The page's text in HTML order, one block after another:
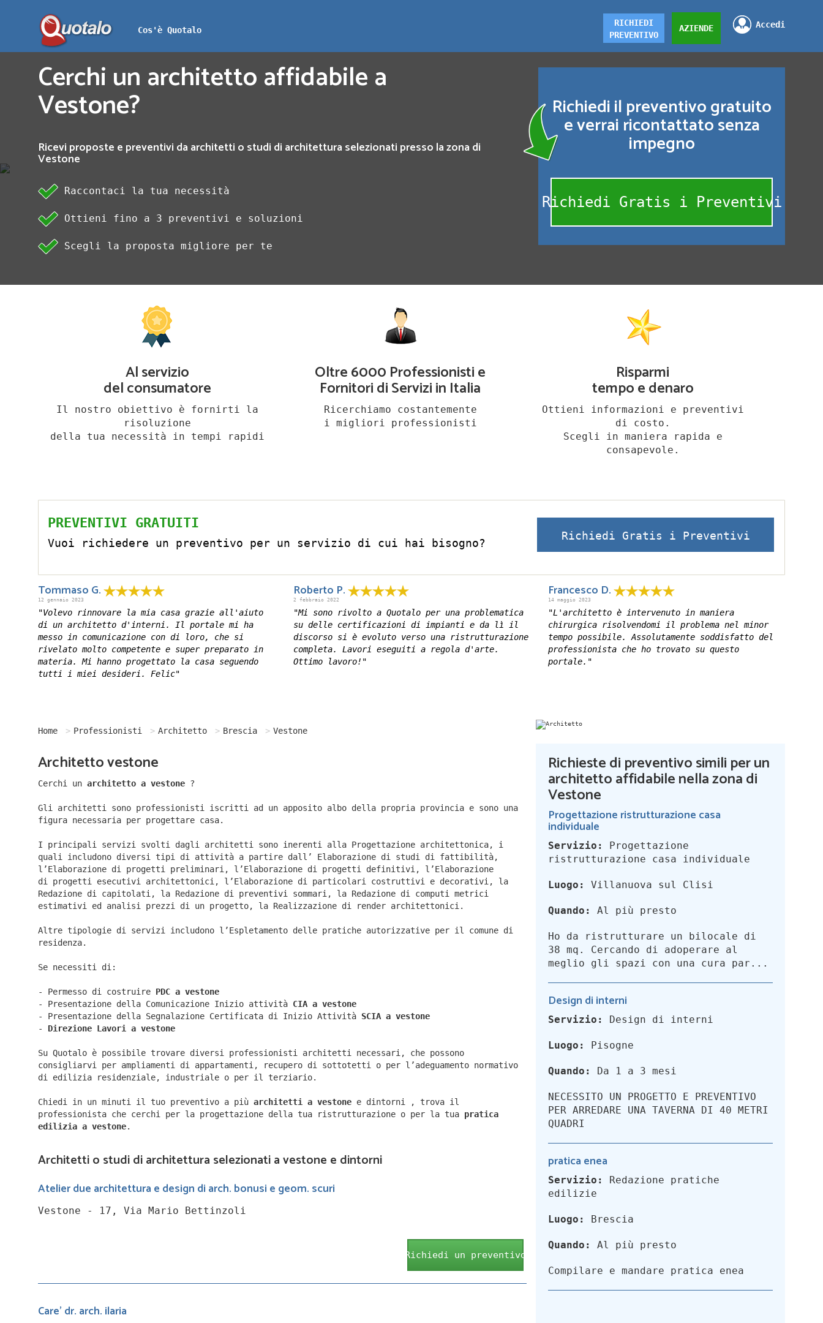
Cos'è Quotalo
Accedi
AZIENDE
RICHIEDI
PREVENTIVO
Cerchi un architetto affidabile a
Vestone?
Ricevi proposte e preventivi da architetti o studi di architettura selezionati presso la zona di
Vestone
Raccontaci la tua necessità
Ottieni fino a 3 preventivi e soluzioni
Scegli la proposta migliore per te
Richiedi il preventivo gratuito
e verrai ricontattato senza
impegno
Richiedi Gratis i Preventivi
Al servizio
del consumatore
Il nostro obiettivo è fornirti la
risoluzione
della tua necessità in tempi rapidi
Oltre 6000 Professionisti e
Fornitori di Servizi in Italia
Ricerchiamo costantemente
i migliori professionisti
Risparmi
tempo e denaro
Ottieni informazioni e preventivi
di costo.
Scegli in maniera rapida e
consapevole.
PREVENTIVI GRATUITI
Vuoi richiedere un preventivo per un servizio di cui hai bisogno?
Richiedi Gratis i Preventivi
Tommaso G.
12 gennaio 2023
"Volevo rinnovare la mia casa grazie all'aiuto
di un architetto d'interni. Il portale mi ha
messo in comunicazione con di loro, che si
rivelato molto competente e super preparato in
materia. Mi hanno progettato la casa seguendo
tutti i miei desideri. Felic"
Roberto P.
2 febbraio 2022
"Mi sono rivolto a Quotalo per una problematica
su delle certificazioni di impianti e da lì il
discorso si è evoluto verso una ristrutturazione
completa. Lavori eseguiti a regola d'arte.
Ottimo lavoro!"
Francesco D.
14 maggio 2023
"L'architetto è intervenuto in maniera
chirurgica risolvendomi il problema nel minor
tempo possibile. Assolutamente soddisfatto del
professionista che ho trovato su questo
portale."
Home Professionisti Architetto Brescia Vestone
Architetto vestone
Cerchi un architetto a vestone ?
Gli architetti sono professionisti iscritti ad un apposito albo della propria provincia e sono una
figura necessaria per progettare casa.
I principali servizi svolti dagli architetti sono inerenti alla Progettazione architettonica, i
quali includono diversi tipi di attività a partire dall’ Elaborazione di studi di fattibilità,
l’Elaborazione di progetti preliminari, l’Elaborazione di progetti definitivi, l’Elaborazione
di progetti esecutivi architettonici, l’Elaborazione di particolari costruttivi e decorativi, la
Redazione di capitolati, la Redazione di preventivi sommari, la Redazione di computi metrici
estimativi ed analisi prezzi di un progetto, la Realizzazione di render architettonici.
Altre tipologie di servizi includono l’Espletamento delle pratiche autorizzative per il comune di
residenza.
Se necessiti di:
- Permesso di costruire PDC a vestone
- Presentazione della Comunicazione Inizio attività CIA a vestone
- Presentazione della Segnalazione Certificata di Inizio Attività SCIA a vestone
- Direzione Lavori a vestone
Su Quotalo è possibile trovare diversi professionisti architetti necessari, che possono
consigliarvi per ampliamenti di appartamenti, recupero di sottotetti o per l’adeguamento normativo
di edilizia residenziale, industriale o per il terziario.
Chiedi in un minuti il tuo preventivo a più architetti a vestone e dintorni ,
trova il
professionista che cerchi per la progettazione della tua ristrutturazione o per la tua pratica
edilizia a vestone.
Architetti o studi di architettura selezionati a vestone e dintorni
Atelier due architettura e design di arch. bonusi e geom. scuri
Vestone - 17, Via Mario Bettinzoli
Richiedi un preventivo
Care' dr. arch. ilaria
Richieste di preventivo simili per un
architetto affidabile nella zona di
Vestone
Progettazione ristrutturazione casa
individuale
Servizio:
Progettazione
ristrutturazione casa individuale
Luogo: Villanuova sul Clisi
Quando: Al più presto
Ho da ristrutturare un bilocale di
38 mq. Cercando di adoperare al
meglio gli spazi con una cura par...
Design di interni
Servizio: Design di interni
Luogo: Pisogne
Quando: Da 1 a 3 mesi
NECESSITO UN PROGETTO E PREVENTIVO
PER ARREDARE UNA TAVERNA DI 40 METRI
QUADRI
pratica enea
Servizio:
Redazione pratiche
edilizie
Luogo: Brescia
Quando: Al più presto
Compilare e mandare pratica enea